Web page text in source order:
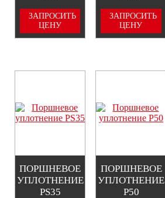
ЗАПРОСИТЬ
ЦЕНУ
ЗАПРОСИТЬ
ЦЕНУ
ПОРШНЕВОЕ
УПЛОТНЕНИЕ
PS35
ПОРШНЕВОЕ
УПЛОТНЕНИЕ
P50